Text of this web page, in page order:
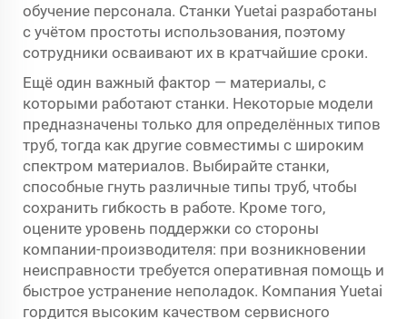
обучение персонала. Станки Yuetai разработаны
с учётом простоты использования, поэтому
сотрудники осваивают их в кратчайшие сроки.
Ещё один важный фактор — материалы, с
которыми работают станки. Некоторые модели
предназначены только для определённых типов
труб, тогда как другие совместимы с широким
спектром материалов. Выбирайте станки,
способные гнуть различные типы труб, чтобы
сохранить гибкость в работе. Кроме того,
оцените уровень поддержки со стороны
компании-производителя: при возникновении
неисправности требуется оперативная помощь и
быстрое устранение неполадок. Компания Yuetai
гордится высоким качеством сервисного